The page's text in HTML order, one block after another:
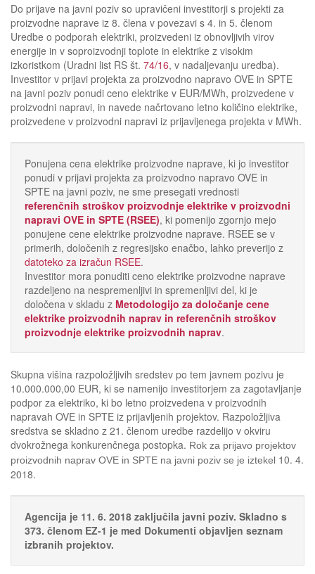
Do prijave na javni poziv so upravičeni investitorji s projekti za
proizvodne naprave iz 8. člena v povezavi s 4. in 5. členom
Uredbe o podporah elektriki, proizvedeni iz obnovljivih virov
energije in v soproizvodnji toplote in elektrike z visokim
izkoristkom (Uradni list RS št. 74/16, v nadaljevanju uredba).
Investitor v prijavi projekta za proizvodno napravo OVE in SPTE
na javni poziv ponudi ceno elektrike v EUR/MWh, proizvedene v
proizvodni napravi, in navede načrtovano letno količino elektrike,
proizvedene v proizvodni napravi iz prijavljenega projekta v MWh.
Ponujena cena elektrike proizvodne naprave, ki jo investitor
ponudi v prijavi projekta za proizvodno napravo OVE in
SPTE na javni poziv, ne sme presegati vrednosti
referenčnih stroškov proizvodnje elektrike v proizvodni
napravi OVE in SPTE (RSEE), ki pomenijo zgornjo mejo
ponujene cene elektrike proizvodne naprave. RSEE se v
primerih, določenih z regresijsko enačbo, lahko preverijo z
datoteko za izračun RSEE.
Investitor mora ponuditi ceno elektrike proizvodne naprave
razdeljeno na nespremenljivi in spremenljivi del, ki je
določena v skladu z Metodologijo za določanje cene
elektrike proizvodnih naprav in referenčnih stroškov
proizvodnje elektrike proizvodnih naprav.
Skupna višina razpoložljivih sredstev po tem javnem pozivu je
10.000.000,00 EUR, ki se namenijo investitorjem za zagotavljanje
podpor za elektriko, ki bo letno proizvedena v proizvodnih
napravah OVE in SPTE iz prijavljenih projektov. Razpoložljiva
sredstva se skladno z 21. členom uredbe razdelijo v okviru
dvokrožnega konkurenčnega postopka. Rok za prijavo projektov
proizvodnih naprav OVE in SPTE na javni poziv se je iztekel 10. 4.
2018.
Agencija je 11. 6. 2018 zaključila javni poziv. Skladno s
373. členom EZ-1 je med Dokumenti objavljen seznam
izbranih projektov.